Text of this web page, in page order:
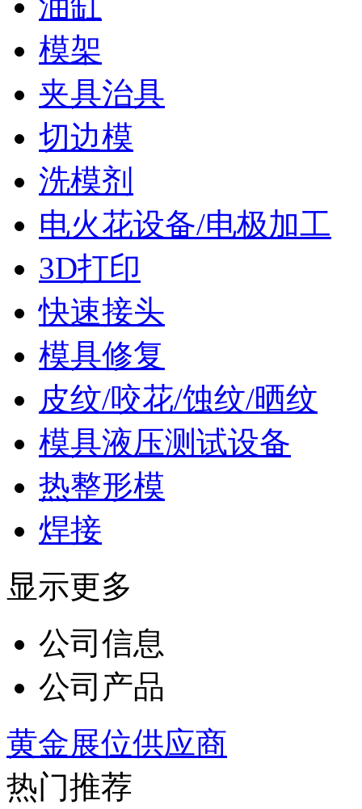
模架
夹具治具
切边模
洗模剂
电火花设备/电极加工
3D打印
快速接头
模具修复
皮纹/咬花/蚀纹/晒纹
模具液压测试设备
热整形模
焊接
显示更多
公司信息
公司产品
黄金展位供应商
热门推荐